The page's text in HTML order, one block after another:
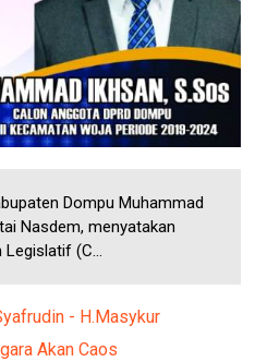
Dompu Muhammad
Nasdem, menyatakan
Legislatif (C...
- H.Masykur
Akan Caos